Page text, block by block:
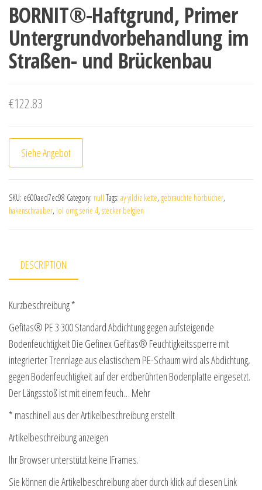
BORNIT®-Haftgrund, Primer
Untergrundvorbehandlung im
Straßen- und Brückenbau
€122.83
Siehe Angebot
SKU: e600aed7ec98 Category: null Tags: ay yildiz kette, gebrauchte hörbücher,
hakenschrauber, lol omg serie 4, stecker belgien
DESCRIPTION
Kurzbeschreibung *
Gefitas® PE 3 300 Standard Abdichtung gegen aufsteigende
Bodenfeuchtigkeit Die Gefinex Gefitas® Feuchtigkeitssperre mit
integrierter Trennlage aus elastischem PE-Schaum wird als Abdichtung,
gegen Bodenfeuchtigkeit auf der erdberührten Bodenplatte eingesetzt.
Der Längsstoß ist mit einem feuch… Mehr
* maschinell aus der Artikelbeschreibung erstellt
Artikelbeschreibung anzeigen
Ihr Browser unterstützt keine IFrames.
Sie können die Artikelbeschreibung aber durch klick auf diesen Link